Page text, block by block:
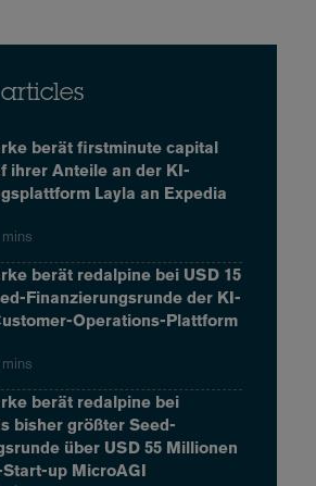
berät firstminute capital
ihrer Anteile an der KI-
Layla an Expedia
mins
berät redalpine bei USD 15
Finanzierungsrunde der KI-
Operations-Plattform
berät redalpine bei
bisher größter Seed-
über USD 55 Millionen
up MicroAGI